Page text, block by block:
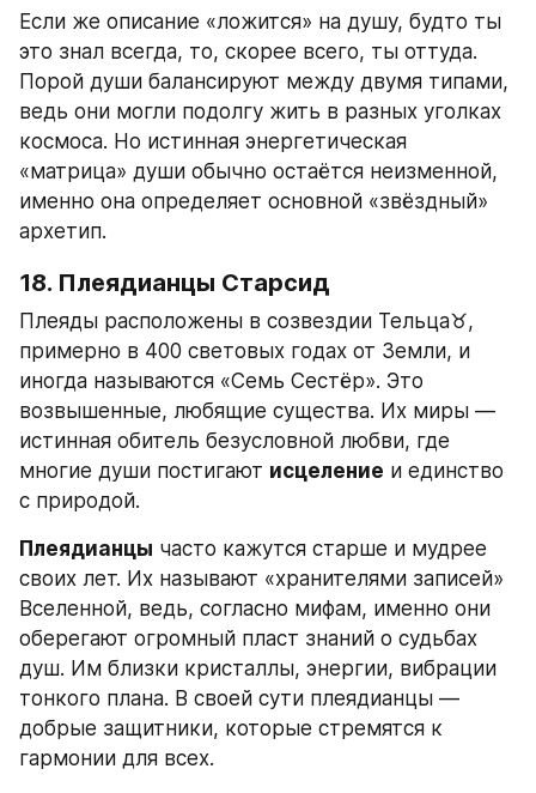
Если же описание «ложится» на душу, будто ты
это знал всегда, то, скорее всего, ты оттуда.
Порой души балансируют между двумя типами,
ведь они могли подолгу жить в разных уголках
космоса. Но истинная энергетическая
«матрица» души обычно остаётся неизменной,
именно она определяет основной «звёздный»
архетип.
18. Плеядианцы Старсид
Плеяды расположены в созвездии Тельца♉,
примерно в 400 световых годах от Земли, и
иногда называются «Семь Сестёр». Это
возвышенные, любящие существа. Их миры —
истинная обитель безусловной любви, где
многие души постигают исцеление и единство
с природой.
Плеядианцы часто кажутся старше и мудрее
своих лет. Их называют «хранителями записей»
Вселенной, ведь, согласно мифам, именно они
оберегают огромный пласт знаний о судьбах
душ. Им близки кристаллы, энергии, вибрации
тонкого плана. В своей сути плеядианцы —
добрые защитники, которые стремятся к
гармонии для всех.